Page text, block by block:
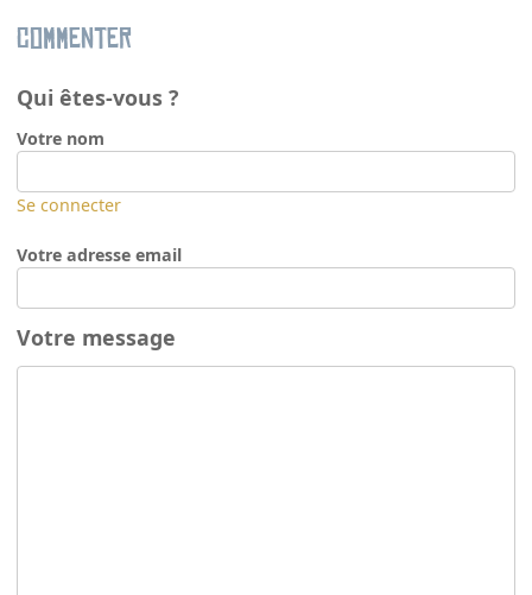
Commenter
Qui êtes-vous ?
Votre nom
Se connecter
Votre adresse email
Votre message